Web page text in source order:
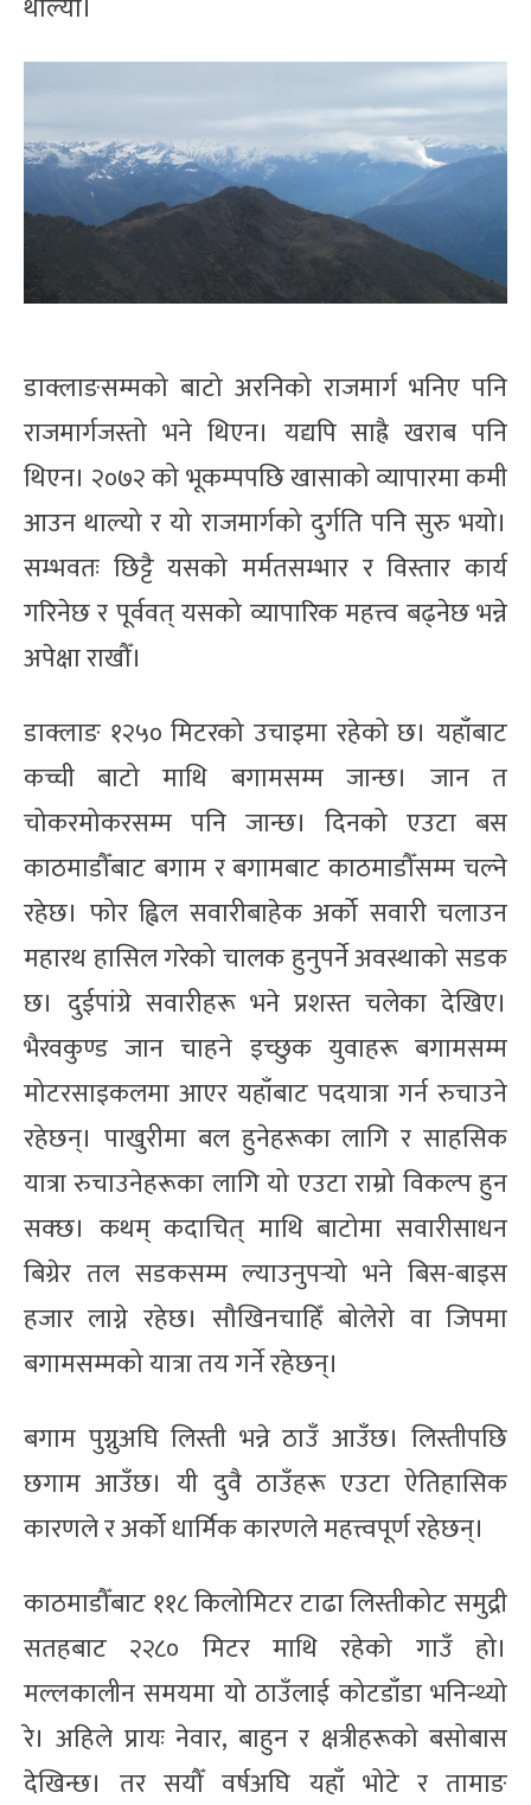
डाक्लाङसम्मको बाटो अरनिको राजमार्ग भनिए पनि
राजमार्गजस्तो भने थिएन। यद्यपि साह्रै खराब पनि
थिएन। २०७२ को भूकम्पपछि खासाको व्यापारमा कमी
आउन थाल्यो र यो राजमार्गको दुर्गति पनि सुरु भयो।
सम्भवतः छिट्टै यसको मर्मतसम्भार र विस्तार कार्य
गरिनेछ र पूर्ववत् यसको व्यापारिक महत्त्व बढ्नेछ भन्ने
अपेक्षा राखौँ।
डाक्लाङ १२५० मिटरको उचाइमा रहेको छ। यहाँबाट
कच्ची बाटो माथि बगामसम्म जान्छ। जान त
चोकरमोकरसम्म पनि जान्छ। दिनको एउटा बस
काठमाडौँबाट बगाम र बगामबाट काठमाडौँसम्म चल्ने
रहेछ। फोर ह्विल सवारीबाहेक अर्को सवारी चलाउन
महारथ हासिल गरेको चालक हुनुपर्ने अवस्थाको सडक
छ। दुईपांग्रे सवारीहरू भने प्रशस्त चलेका देखिए।
भैरवकुण्ड जान चाहने इच्छुक युवाहरू बगामसम्म
मोटरसाइकलमा आएर यहाँबाट पदयात्रा गर्न रुचाउने
रहेछन्। पाखुरीमा बल हुनेहरूका लागि र साहसिक
यात्रा रुचाउनेहरूका लागि यो एउटा राम्रो विकल्प हुन
सक्छ। कथम् कदाचित् माथि बाटोमा सवारीसाधन
बिग्रेर तल सडकसम्म ल्याउनुपर्‍यो भने बिस-बाइस
हजार लाग्ने रहेछ। सौखिनचाहिँ बोलेरो वा जिपमा
बगामसम्मको यात्रा तय गर्ने रहेछन्।
बगाम पुग्नुअघि लिस्ती भन्ने ठाउँ आउँछ। लिस्तीपछि
छगाम आउँछ। यी दुवै ठाउँहरू एउटा ऐतिहासिक
कारणले र अर्को धार्मिक कारणले महत्त्वपूर्ण रहेछन्।
काठमाडौँबाट ११८ किलोमिटर टाढा लिस्तीकोट समुद्री
सतहबाट २२८० मिटर माथि रहेको गाउँ हो।
मल्लकालीन समयमा यो ठाउँलाई कोटडाँडा भनिन्थ्यो
रे। अहिले प्रायः नेवार, बाहुन र क्षत्रीहरूको बसोबास
देखिन्छ। तर सयौँ वर्षअघि यहाँ भोटे र तामाङ